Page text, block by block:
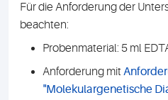
Für die Anforderung der
beachten:
Probenmaterial: 5 ml
Anforderung mit
"Molekulargenetische